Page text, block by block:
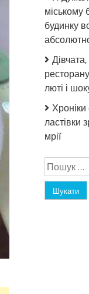
міському
будинку
люті і
ластівки
мрії
Пошук: